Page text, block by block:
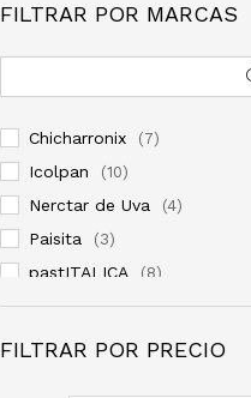
FILTRAR POR MARCAS
Chicharronix (7)
Icolpan (10)
Nerctar de Uva (4)
Paisita (3)
pastITALICA (8)
Soi Yah! (10)
SOYA PAC (5)
FILTRAR POR PRECIO